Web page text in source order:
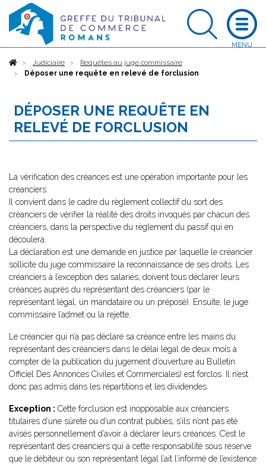
AccueilJudiciaire
Requêtes au juge commissaire
Déposer une requête en relevé de forclusion
DÉPOSER UNE REQUÊTE EN
RELEVÉ DE FORCLUSION
La vérification des créances est une opération importante pour les
créanciers.
Il convient dans le cadre du règlement collectif du sort des
créanciers de vérifier la réalité des droits invoqués par chacun des
créanciers, dans la perspective du règlement du passif qui en
découlera.
La déclaration est une demande en justice par laquelle le créancier
sollicite du juge commissaire la reconnaissance de ses droits. Les
créanciers à l’exception des salariés, doivent tous déclarer leurs
créances auprès du représentant des créanciers (par le
représentant légal, un mandataire ou un préposé). Ensuite, le juge
commissaire l’admet ou la rejette.
Le créancier qui n’a pas déclaré sa créance entre les mains du
représentant des créanciers dans le délai légal de deux mois à
compter de la publication du jugement d’ouverture au Bulletin
Officiel Des Annonces Civiles et Commerciales) est forclos. Il n’est
donc pas admis dans les répartitions et les dividendes.
Exception : Cette forclusion est inopposable aux créanciers
titulaires d’une sûreté ou d’un contrat publiés, s’ils n’ont pas été
avisés personnellement d’avoir à déclarer leurs créances. C’est le
représentant des créanciers qui a cette responsabilité sous réserve
que le débiteur ou son représentant légal l’ait l’informé de l’existence